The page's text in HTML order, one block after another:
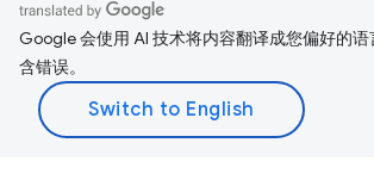
Google 会使用 AI 技术将内容翻译成您偏好的
含错误。